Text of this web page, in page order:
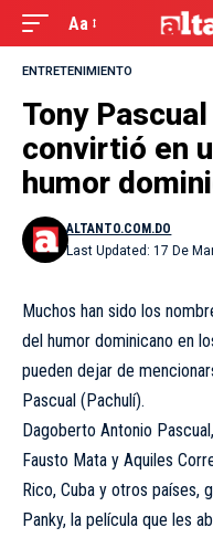
Aa
ENTRETENIMIENTO
Tony
convirtió en
humor
Last Updated: 17 De
ALTANTO.COM.DO
Muchos han sido los
del humor dominicano en
pueden dejar de
Pascual (Pachulí).
Dagoberto Antonio
Fausto Mata y Aquiles
Rico, Cuba y otros países,
Panky, la película que les